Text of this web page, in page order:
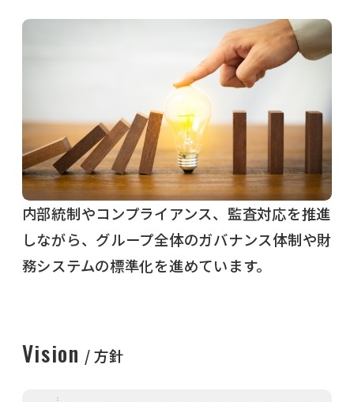
内部統制やコンプライアンス、監査対応を推進
しながら、グループ全体のガバナンス体制や財
務システムの標準化を進めています。
Vision 方針